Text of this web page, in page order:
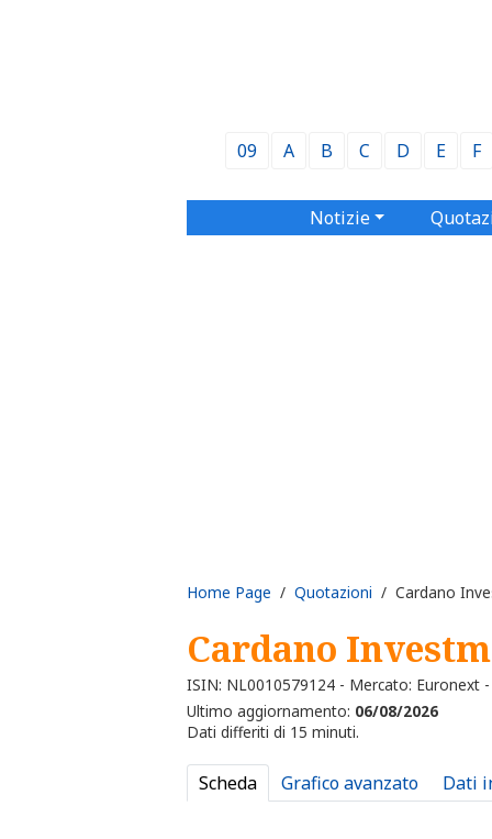
09 A B C D E F
Notizie
Home Page / Quotazioni / Cardano
Cardano
ISIN: NL0010579124 - Mercato: Euronext
Ultimo aggiornamento: 06/08/2026
Dati differiti di 15 minuti.
Scheda Grafico avanzato Dati